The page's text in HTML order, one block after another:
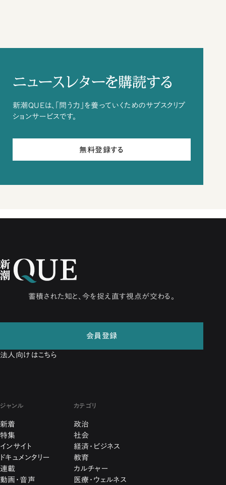
ニュースレターを購読する
新潮QUEは、「問う力」を養っていくためのサブスクリプ
ションサービスです。
無料登録する
蓄積された知と、今を捉え直す視点が交わる。
会員登録
法人向けはこちら
ジャンル
新着
特集
インサイト
ドキュメンタリー
連載
動画・音声
カテゴリ
政治
社会
経済・ビジネス
教育
カルチャー
医療・ウェルネス